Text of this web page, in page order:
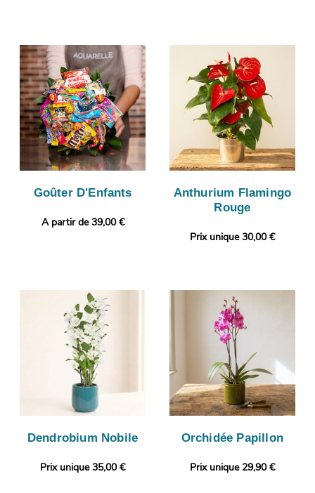
Goûter D'Enfants
A partir de 39,00 €
Anthurium Flamingo
Rouge
Prix unique 30,00 €
Dendrobium Nobile
Prix unique 35,00 €
Orchidée Papillon
Prix unique 29,90 €